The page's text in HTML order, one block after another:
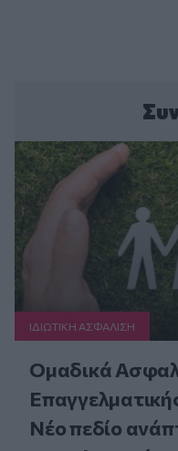
ΙΔΙΩΤΙΚΗ ΑΣΦAΛΙΣΗ
Ομαδικά
Νέο πεδίο